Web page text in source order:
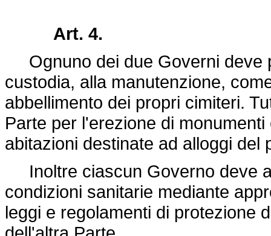
Art. 4.
Ognuno dei due Governi deve
custodia, alla manutenzione,
abbellimento dei propri cimiteri.
Parte per l'erezione di
abitazioni destinate ad alloggi del
Inoltre ciascun Governo deve
condizioni sanitarie mediante
leggi e regolamenti di protezione